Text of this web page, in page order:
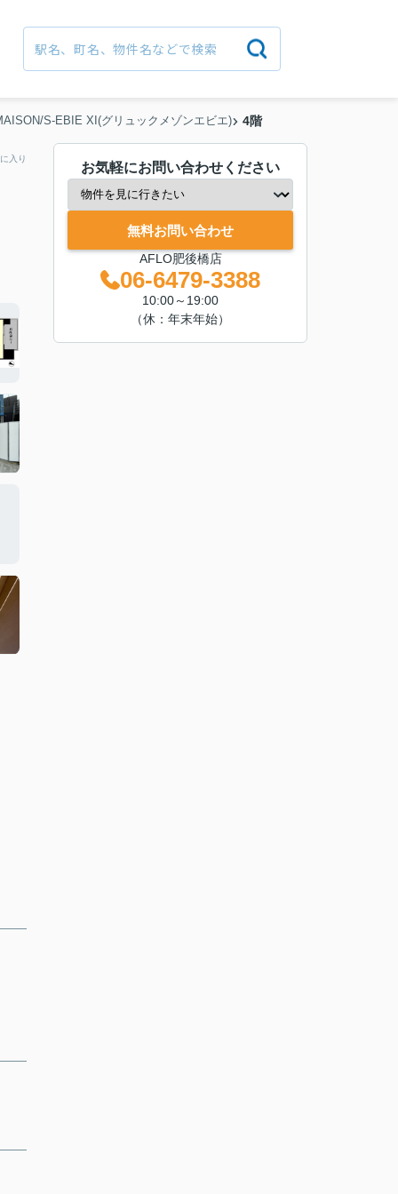
S-EBIE XI(グリュックメゾンエビエ) 4階
入り
お気軽にお問い合わせください
無料お問い合わせ
AFLO肥後橋店
06-6479-3388
10:00～19:00
（休：年末年始）